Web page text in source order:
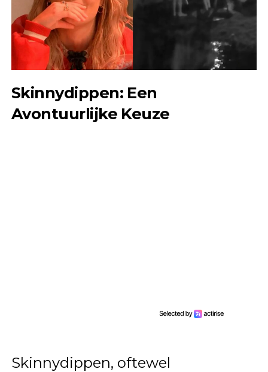
Skinnydippen: Een
Avontuurlijke Keuze
Skinnydippen, oftewel